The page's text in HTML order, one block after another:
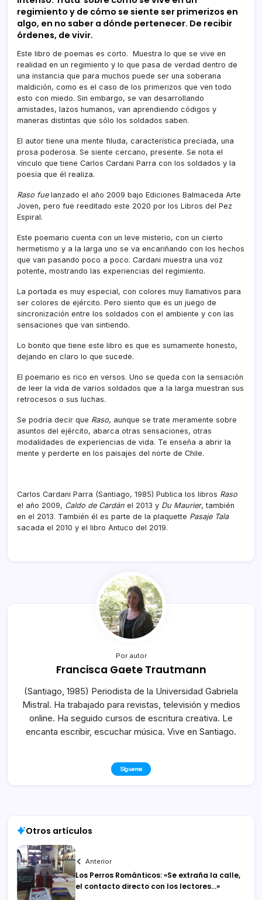
regimiento y de cómo se siente ser primerizos en
algo, en no saber a dónde pertenecer. De recibir
órdenes, de vivir.
Este libro de poemas es corto. Muestra lo que se vive en
realidad en un regimiento y lo que pasa de verdad dentro de
una instancia que para muchos puede ser una soberana
maldición, como es el caso de los primerizos que ven todo
esto con miedo. Sin embargo, se van desarrollando
amistades, lazos humanos, van aprendiendo códigos y
maneras distintas que sólo los soldados saben.
El autor tiene una mente filuda, característica preciada, una
prosa poderosa. Se siente cercano, presente. Se nota el
vínculo que tiene Carlos Cardani Parra con los soldados y la
poesía que él realiza.
Raso fue lanzado el año 2009 bajo Ediciones Balmaceda Arte
Joven, pero fue reeditado este 2020 por los Libros del Pez
Espiral.
Este poemario cuenta con un leve misterio, con un cierto
hermetismo y a la larga uno se va encariñando con los hechos
que van pasando poco a poco. Cardani muestra una voz
potente, mostrando las experiencias del regimiento.
La portada es muy especial, con colores muy llamativos para
ser colores de ejército. Pero siento que es un juego de
sincronización entre los soldados con el ambiente y con las
sensaciones que van sintiendo.
Lo bonito que tiene este libro es que es sumamente honesto,
dejando en claro lo que sucede.
El poemario es rico en versos. Uno se queda con la sensación
de leer la vida de varios soldados que a la larga muestran sus
retrocesos o sus luchas.
Se podría decir que Raso, aunque se trate meramente sobre
asuntos del ejército, abarca otras sensaciones, otras
modalidades de experiencias de vida. Te enseña a abrir la
mente y perderte en los paisajes del norte de Chile.
Carlos Cardani Parra (Santiago, 1985) Publica los libros Raso
el año 2009, Caldo de Cardán el 2013 y Du Maurier, también
en el 2013. También él es parte de la plaquette Pasaje Tala
sacada el 2010 y el libro Antuco del 2019.
Por autor
Francisca Gaete Trautmann
(Santiago, 1985) Periodista de la Universidad Gabriela
Mistral. Ha trabajado para revistas, televisión y medios
online. Ha seguido cursos de escritura creativa. Le
encanta escribir, escuchar música. Vive en Santiago.
Sígueme
Otros artículos
Anterior
Los Perros Románticos: «Se extraña la calle,
el contacto directo con los lectores…»